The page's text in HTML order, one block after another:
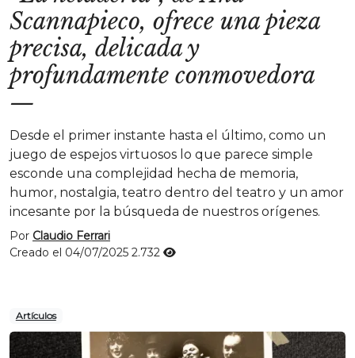
Scannapieco, ofrece una pieza
precisa, delicada y
profundamente conmovedora
—
Desde el primer instante hasta el último, como un
juego de espejos virtuosos lo que parece simple
esconde una complejidad hecha de memoria,
humor, nostalgia, teatro dentro del teatro y un amor
incesante por la búsqueda de nuestros orígenes.
Por Claudio Ferrari
Creado el 04/07/2025 2.732
Artículos